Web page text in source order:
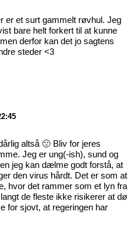
er et surt gammelt røvhul. Jeg
bare helt forkert til at kunne
derfor kan det jo sagtens
steder <3
altså 🙁 Bliv for jeres
Jeg er ung(-ish), sund og
jeg kan dælme godt forstå, at
den virus hårdt. Det er som at
hvor det rammer som et lyn fra
de fleste ikke risikerer at dø
for sjovt, at regeringen har